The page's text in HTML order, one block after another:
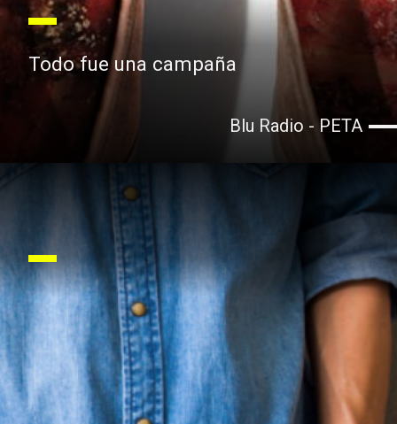
Todo fue una campaña
Blu Radio - PETA